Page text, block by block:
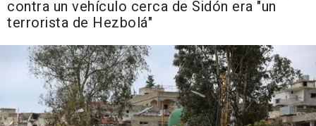
contra un vehículo cerca de Sidón era "un
terrorista de Hezbolá"